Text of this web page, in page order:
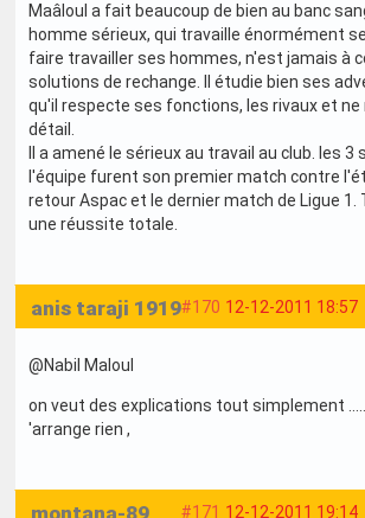
Maâloul a fait beaucoup de bien au banc
homme sérieux, qui travaille énormément
faire travailler ses hommes, n'est jamais à
solutions de rechange. Il étudie bien ses
qu'il respecte ses fonctions, les rivaux et ne
détail.
Il a amené le sérieux au travail au club. les 3
l'équipe furent son premier match contre
retour Aspac et le dernier match de Ligue
une réussite totale.
#170 12-12-2011 18:57
anis taraji 1919
@Nabil Maloul
on veut des explications tout simplement
'arrange rien ,
#171 12-12-2011 19:14